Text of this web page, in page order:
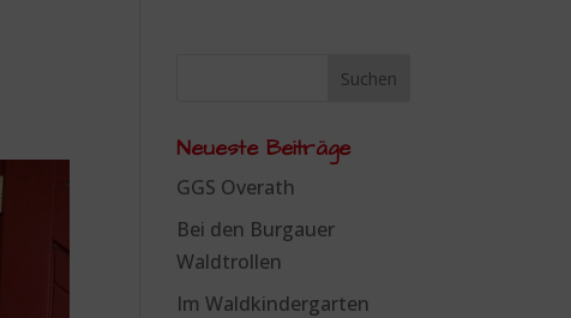
Neueste Beiträge
GGS Overath
Bei den Burgauer
Waldtrollen
Im Waldkindergarten